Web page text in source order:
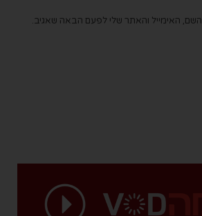
האימייל והאתר שלי לפעם הבאה שאגיב.